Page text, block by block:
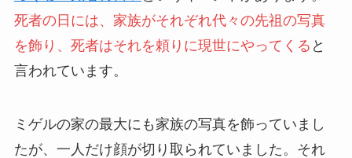
死者の日には、家族がそれぞれ代々の先祖の写真
を飾り、死者はそれを頼りに現世にやってくる と
言われています。
ミゲルの家の最大にも家族の写真を飾っていまし
たが、一人だけ顔が切り取られていました。それ